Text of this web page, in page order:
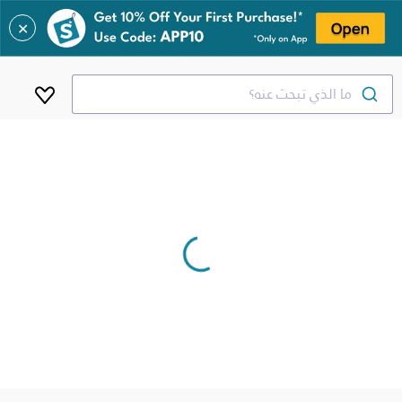
✕
ما الذي تبحث عنه؟